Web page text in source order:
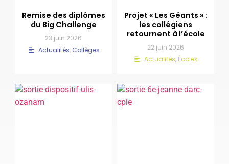
Remise des diplômes
du Big Challenge
23 juin 2026
Actualités, Collèges
Projet « Les Géants » :
les collégiens
retournent à l’école
22 juin 2026
Actualités,Écoles